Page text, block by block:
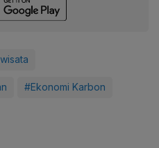
#Ekonomi Karbon